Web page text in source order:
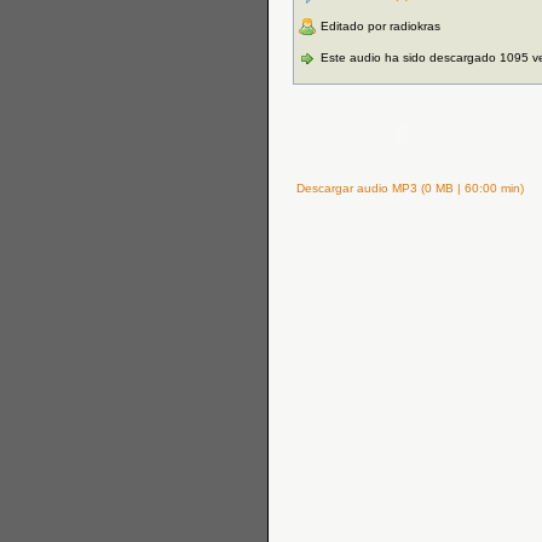
Editado por radiokras
Este audio ha sido descargado 1095
Descargar audio MP3 (0 MB | 60:00 min)